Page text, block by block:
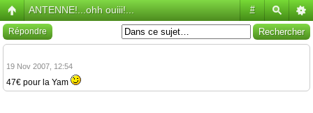
#
ANTENNE!...ohh ouiii!...
Répondre
19 Nov 2007, 12:54
47€ pour la Yam